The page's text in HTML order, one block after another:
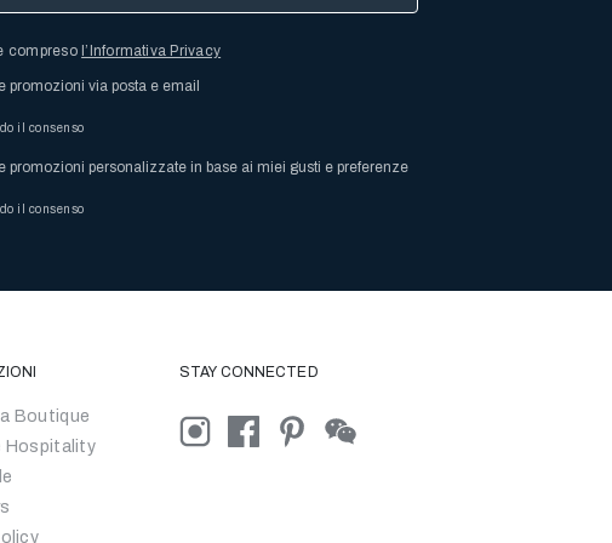
compresol’Informativa Privacy
promozioni via posta e email
il consenso
promozioni personalizzate in base ai miei gusti e preferenze
il consenso
Boutique
Hospitality
STAY CONNECTED